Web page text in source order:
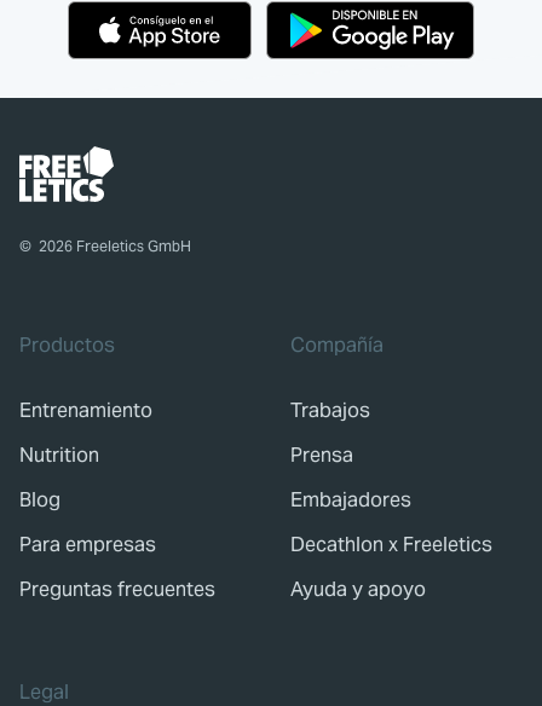
© 2026 Freeletics GmbH
Productos
Entrenamiento
Nutrition
Blog
Para empresas
Preguntas frecuentes
Compañía
Trabajos
Prensa
Embajadores
Decathlon x Freeletics
Ayuda y apoyo
Legal